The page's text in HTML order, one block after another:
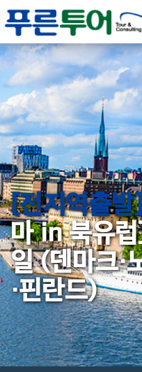
[전지역출
마 in 북유
일 (덴마크·
·핀란드)